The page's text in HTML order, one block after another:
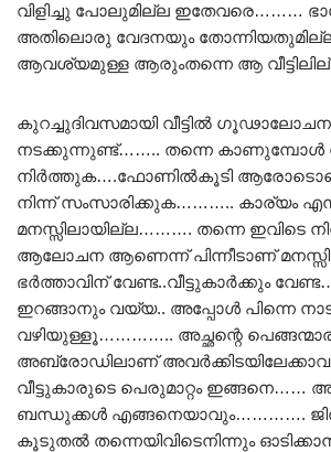
വിളിച്ചു പോലുമില്ല ഇതേവരെ………
അതിലൊരു വേദനയും
ആവശ്യമുള്ള ആരുംതന്നെ ആ
കുറച്ചുദിവസമായി വീട്ടിൽ ഗൂഢാലോചന
നടക്കുന്നുണ്ട്…….. തന്നെ കാണുമ്പോൾ
നിർത്തുക….ഫോണിൽകൂടി
നിന്ന് സംസാരിക്കുക……….. കാര്യം
മനസ്സിലായില്ല………. തന്നെ ഇവിടെ
ആലോചന ആണെന്ന് പിന്നീടാണ്
ഭർത്താവിന് വേണ്ട..വീട്ടുകാർക്കും
ഇറങ്ങാനും വയ്യ.. അപ്പോൾ പിന്നെ
വഴിയുള്ളൂ………….. അച്ഛന്റെ
അബ്രോഡിലാണ്
വീട്ടുകാരുടെ പെരുമാറ്റം ഇങ്ങനെ……
ബന്ധുക്കൾ എങ്ങനെയാവും………….
കൂടുതൽ തന്നെയിവിടെനിന്നും